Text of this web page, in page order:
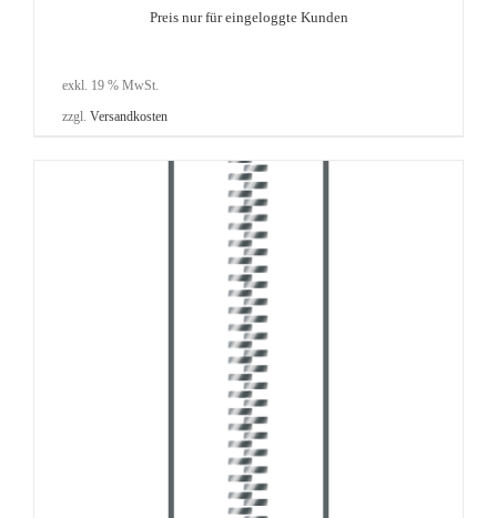
Preis nur für eingeloggte Kunden
exkl. 19 % MwSt.
zzgl. Versandkosten